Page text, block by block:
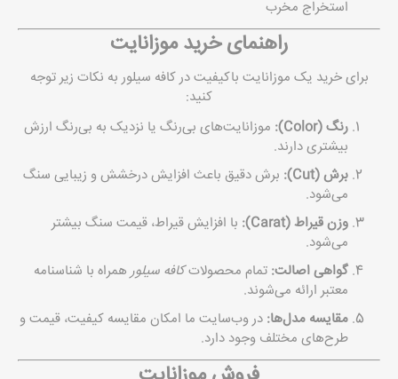
استخراج مخرب
راهنمای خرید موزانایت
برای خرید یک موزانایت باکیفیت در کافه سیلور به نکات زیر توجه
کنید:
رنگ (Color):
موزانایت‌های بی‌رنگ یا نزدیک به بی‌رنگ ارزش
بیشتری دارند.
برش (Cut):
برش دقیق باعث افزایش درخشش و زیبایی سنگ
می‌شود.
وزن قیراط (Carat):
با افزایش قیراط، قیمت سنگ بیشتر
می‌شود.
گواهی اصالت: تمام محصولاتکافه سیلور همراه با شناسنامه
معتبر ارائه می‌شوند.
مقایسه مدل‌ها: در وب‌سایت ما امکان مقایسه کیفیت، قیمت و
طرح‌های مختلف وجود دارد.